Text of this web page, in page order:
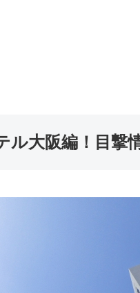
ル大阪編！目撃